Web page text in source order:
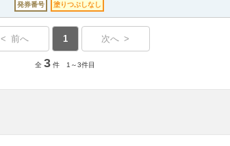
発券番号 塗りつぶしなし
< 前へ 1 次へ >
全 3 件 1～3件目